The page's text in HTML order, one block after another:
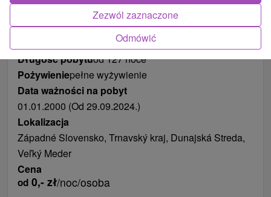
Zdjęcia od klientów+12
Długość pobytuod 127 noce
Pożywieniepełne wyżywienie
Data ważności na pobyt
01.01.2000 (Od 29.09.2024.)
Lokalizacja
Západné Slovensko, Trnavský kraj, Dunajská Streda,
Veľký Meder
Cena
od 0,- zł/noc/osoba
Odmówić
Zezwól zaznaczone